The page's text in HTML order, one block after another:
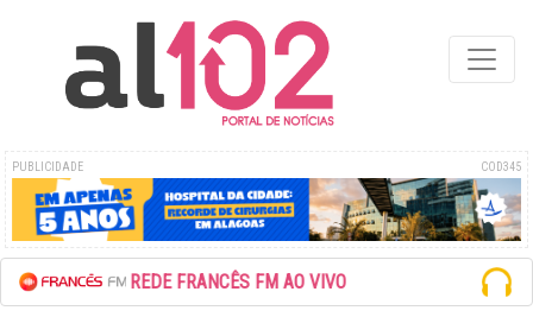
PUBLICIDADE COD345
ESCUTE A REDE FRANCÊS FM AO VIVO